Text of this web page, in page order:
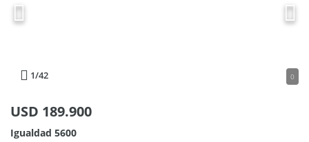
1/42 0
USD 189.900
Igualdad 5600